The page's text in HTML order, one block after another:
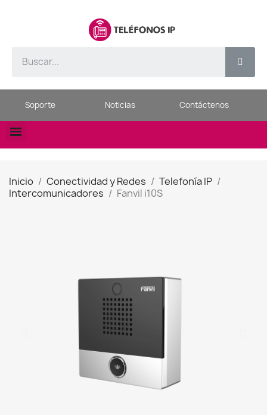
Soporte Noticias Contáctenos
Inicio Conectividad y Redes
Telefonía IP
Intercomunicadores
Fanvil i10S